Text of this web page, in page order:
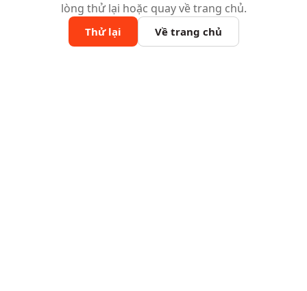
lòng thử lại hoặc quay về trang chủ.
Thử lại Về trang chủ